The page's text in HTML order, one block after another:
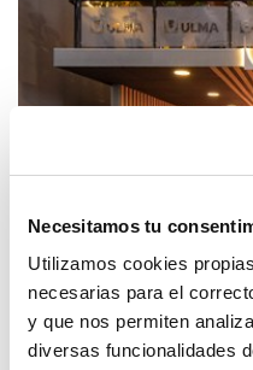
Necesitamos tu
Utilizamos cookies
necesarias para el
y que nos permiten
diversas funcionalidades
Los visitantes de la feria
de primera mano las
ULMA en el rubro
ISLA A 21 y 12, donde